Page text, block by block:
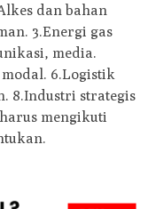
dan bahan
3.Energi gas
media.
6.Logistik
8.Industri strategis
mengikuti